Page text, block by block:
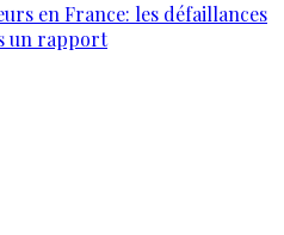
en France: les défaillances
un rapport